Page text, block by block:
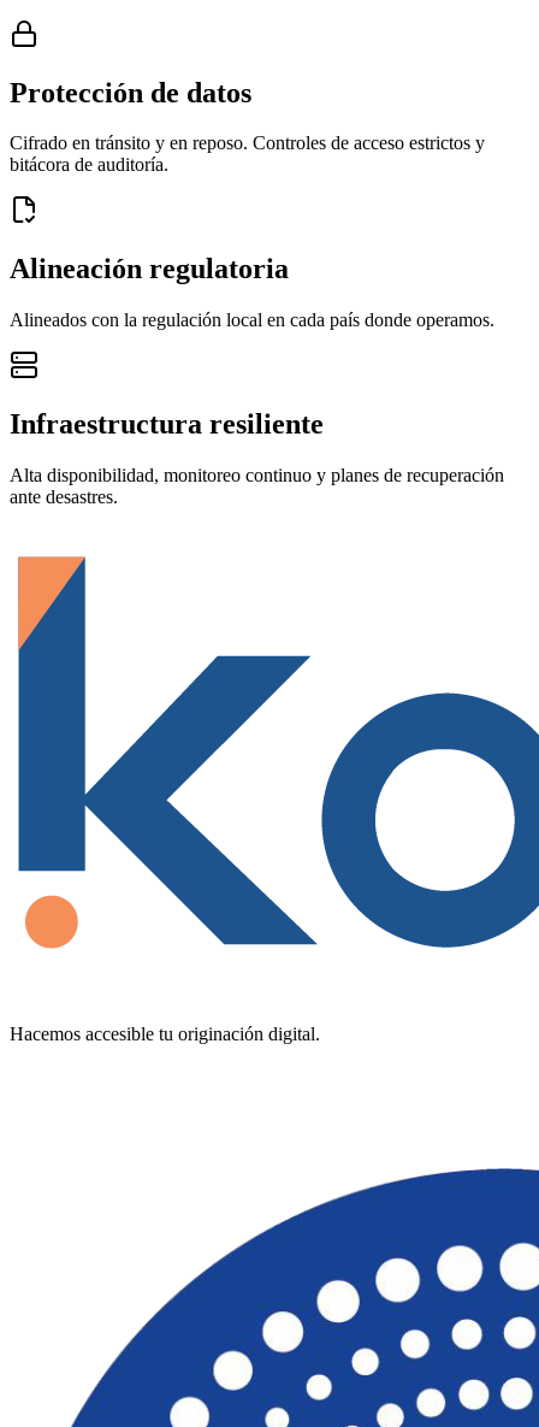
Protección de datos
Cifrado en tránsito y en reposo. Controles de acceso estrictos y
bitácora de auditoría.
Alineación regulatoria
Alineados con la regulación local en cada país donde operamos.
Infraestructura resiliente
Alta disponibilidad, monitoreo continuo y planes de recuperación
ante desastres.
Hacemos accesible tu originación digital.